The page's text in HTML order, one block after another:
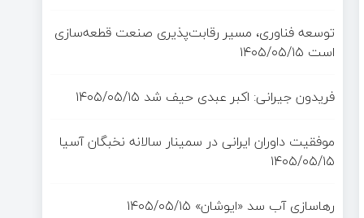
توسعه فناوری، مسیر رقابت‌پذیری صنعت قطعه‌سازی
است ۱۴۰۵/۰۵/۱۵
فریدون جیرانی: اکبر عبدی حیف شد ۱۴۰۵/۰۵/۱۵
موفقیت داوران ایرانی در سمینار سالانه نخبگان آسیا
۱۴۰۵/۰۵/۱۵
رهاسازی آب سد «ایوشان» ۱۴۰۵/۰۵/۱۵